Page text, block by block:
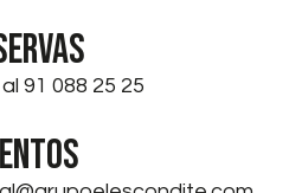
91 088 25 25